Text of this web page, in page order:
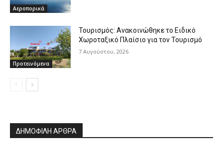
Αεροπορικά
Προτεινόμενα
Τουρισμός: Ανακοινώθηκε το Ειδικό
Χωροταξικό Πλαίσιο για τον Τουρισμό
7 Αυγούστου, 2026
ΔΗΜΟΦΙΛΗ ΑΡΘΡΑ